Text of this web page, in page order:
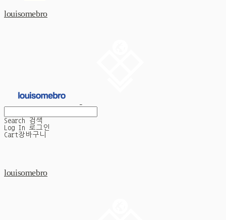
louisomebro
Search
검색
Log In
로그인
Cart장바구니
louisomebro